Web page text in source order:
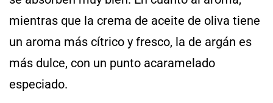
mientras que la crema de aceite de oliva tiene
un aroma más cítrico y fresco, la de argán es
más dulce, con un punto acaramelado
especiado.